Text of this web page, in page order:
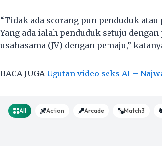
“Tidak ada seorang pun penduduk
Yang ada ialah penduduk setuju
usahasama (JV) dengan pemaju,”
BACA JUGAUgutan video seks AI –